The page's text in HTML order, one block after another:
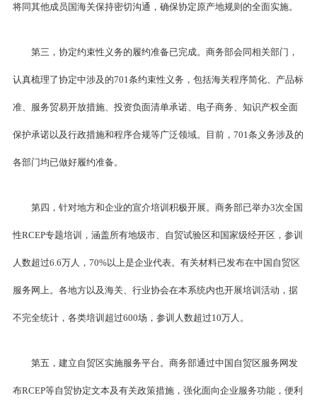
将同其他成员国海关保持密切沟通，确保协定原产地规则的全面实施。
第三，协定约束性义务的履约准备已完成。商务部会同相关部门，
认真梳理了协定中涉及的701条约束性义务，包括海关程序简化、产品标
准、服务贸易开放措施、投资负面清单承诺、电子商务、知识产权全面
保护承诺以及行政措施和程序合规等广泛领域。目前，701条义务涉及的
各部门均已做好履约准备。
第四，针对地方和企业的宣介培训积极开展。商务部已举办3次全国
性RCEP专题培训，涵盖所有地级市、自贸试验区和国家级经开区，参训
人数超过6.6万人，70%以上是企业代表。有关材料已发布在中国自贸区
服务网上。各地方以及海关、行业协会在本系统内也开展培训活动，据
不完全统计，各类培训超过600场，参训人数超过10万人。
第五，建立自贸区实施服务平台。商务部通过中国自贸区服务网发
布RCEP等自贸协定文本及有关政策措施，强化面向企业服务功能，便利